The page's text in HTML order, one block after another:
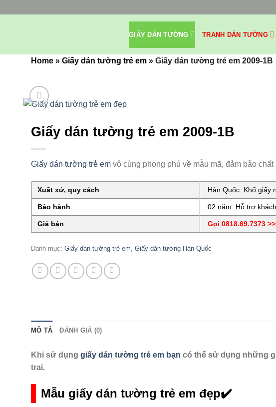
GIẤY DÁN TƯỜNG TRANH DÁN TƯỜNG
Home » Giấy dán tường trẻ em » Giấy dán tường trẻ em 2009-1B
Giấy dán tường trẻ em 2009-1B
Giấy dán tường trẻ em vô cùng phong phú về mẫu mã, đảm bảo
Xuất xứ, quy cách Hàn Quốc. Khổ giấy
Bảo hành 02 năm. Hỗ trợ
Giá bán Gọi 0818.69.7373
Danh mục: Giấy dán tường trẻ em Giấy dán tường Hàn Quốc
MÔ TẢ ĐÁNH GIÁ (0)
Khi sử dụng giấy dán tường trẻ em bạn có thể sử dụng những
trai.
Mẫu giấy dán tường trẻ em đẹp✔️